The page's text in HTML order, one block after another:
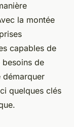
la montée
capables de
de
démarquer
quelques clés